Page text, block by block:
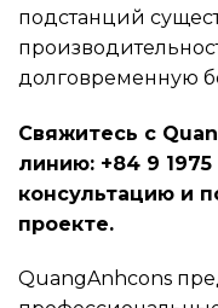
подстанций
долговременную
Свяжитесь с
линию: +84 9
консультацию и
проекте.
QuangAnhcons